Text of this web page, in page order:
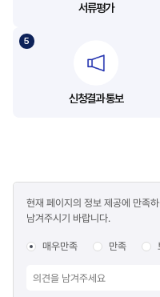
서류평가
신청결과 통보
만족도
조사
현재 페이지의 정보 제공에 만족
남겨주시기 바랍니다.
매우만족 만족